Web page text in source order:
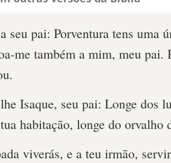
seu pai: Porventura tens uma
me também a mim, meu pai.
Isaque, seu pai: Longe dos
habitação, longe do orvalho
viverás, e a teu irmão,